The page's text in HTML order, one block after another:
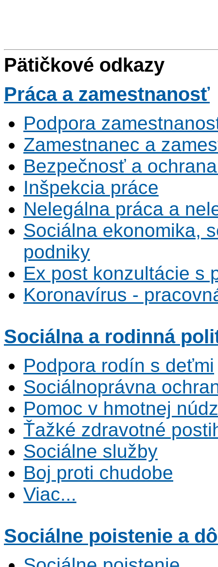
Pätičkové odkazy
Prácaa zamestnanosť
Podpora
Zamestnanec a
Bezpečnosť a
Inšpekcia práce
Nelegálna práca a
Sociálna ekonomika,
podniky
Ex post konzultácie s
Koronavírus -
Sociálnaa rodinná
Podpora rodín s deťmi
Sociálnoprávna
Pomoc v hmotnej
Ťažké zdravotné
Sociálne služby
Boj proti chudobe
Viac...
Sociálne poistenie a